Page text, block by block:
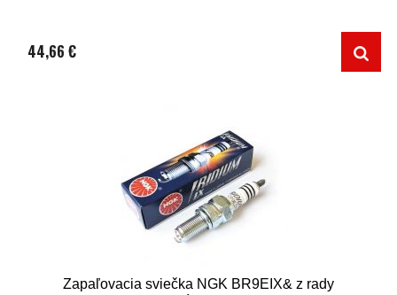
44,66 €
Zapaľovacia sviečka NGK BR9EIX& z rady